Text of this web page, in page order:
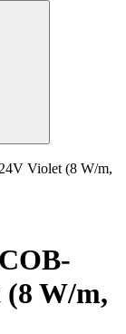
Violet (8 W/m,
(8 W/m,